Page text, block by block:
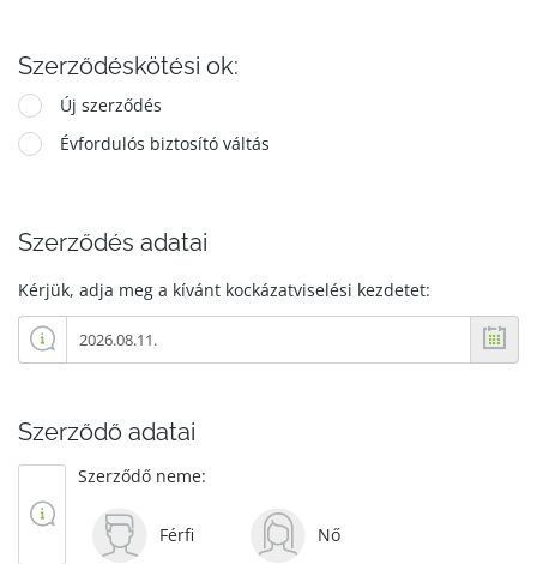
Szerződéskötési ok:
Új szerződés
Évfordulós biztosító váltás
Szerződés adatai
Kérjük, adja meg a kívánt kockázatviselési kezdetet:
Szerződő adatai
Szerződő neme:
Férfi Nő